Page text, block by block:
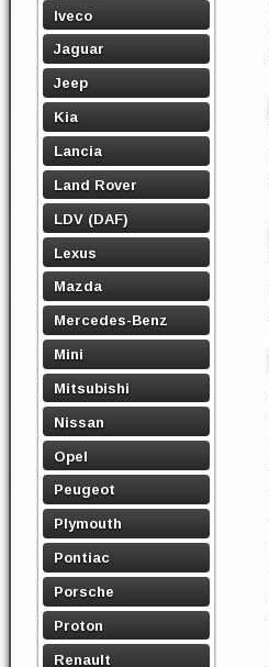
Iveco
Jaguar
Jeep
Kia
Lancia
Land Rover
LDV (DAF)
Lexus
Mazda
Mercedes-Benz
Mini
Mitsubishi
Nissan
Opel
Peugeot
Plymouth
Pontiac
Porsche
Proton
Renault